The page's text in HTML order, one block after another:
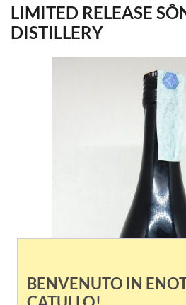
LIMITED RELEASE
DISTILLERY
BENVENUTO IN